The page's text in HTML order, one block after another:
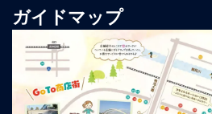
ガイドマップ